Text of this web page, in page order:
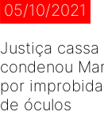
05/10/2021
Justiça
condenou
por
de óculos